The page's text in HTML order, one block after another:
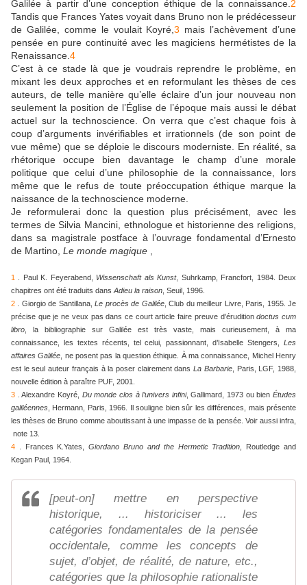
Galilée à partir d’une conception éthique de la connaissance. 2
Tandis que Frances Yates voyait dans Bruno non le prédécesseur
de Galilée, comme le voulait Koyré,3 mais l’achèvement d’une
pensée en pure continuité avec les magiciens hermétistes de la
Renaissance. 4
C’est à ce stade là que je voudrais reprendre le problème, en
mixant les deux approches et en reformulant les thèses de ces
auteurs, de telle manière qu’elle éclaire d’un jour nouveau non
seulement la position de l’Église de l’époque mais aussi le débat
actuel sur la technoscience. On verra que c’est chaque fois à
coup d’arguments invérifiables et irrationnels (de son point de
vue même) que se déploie le discours moderniste. En réalité, sa
rhétorique occupe bien davantage le champ d’une morale
politique que celui d’une philosophie de la connaissance, lors
même que le refus de toute préoccupation éthique marque la
naissance de la technoscience moderne.
Je reformulerai donc la question plus précisément, avec les
termes de Silvia Mancini, ethnologue et historienne des religions,
dans sa magistrale postface à l’ouvrage fondamental d’Ernesto
de Martino, Le monde magique
1 . Paul K. Feyerabend, Wissenschaft als Kunst, Suhrkamp, Francfort, 1984. Deux
chapitres ont été traduits dans Adieu la raison , Seuil, 1996.
2 . Giorgio de Santillana,Le procès de Galilée, Club du meilleur Livre, Paris, 1955. Je
précise que je ne veux pas dans ce court article faire preuve d’éruditiondoctus cum
libro , la bibliographie sur Galilée est très vaste, mais curieusement, à ma
connaissance, les textes récents, tel celui, passionnant, d’Isabelle Stengers, Les
affaires Galilée , ne posent pas la question éthique. À ma connaissance, Michel Henry
est le seul auteur français à la poser clairement dansLa Barbarie, Paris, LGF, 1988,
nouvelle édition à paraître PUF, 2001.
3 . Alexandre Koyré, Du monde clos à l’univers infini, Gallimard, 1973 ou bienÉtudes
galiléennes , Hermann, Paris, 1966. Il souligne bien sûr les différences, mais présente
les thèses de Bruno comme aboutissant à une impasse de la pensée. Voir aussi infra,
note 13.
4 . Frances K.Yates,Giordano Bruno and the Hermetic Tradition , Routledge and
Kegan Paul, 1964.
[peut-on] mettre en perspective
historique, ... historiciser ... les
catégories fondamentales de la pensée
occidentale, comme les concepts de
sujet, d’objet, de réalité, de nature, etc.,
catégories que la philosophie rationaliste